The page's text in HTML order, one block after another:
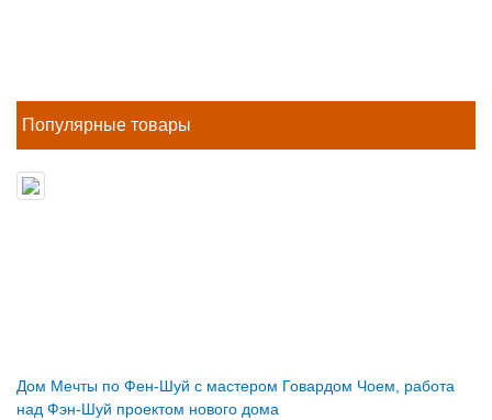
Популярные товары
Дом Мечты по Фен-Шуй с мастером Говардом Чоем, работа
над Фэн-Шуй проектом нового дома